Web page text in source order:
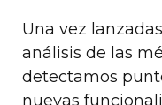
Una vez
análisis de las
detectamos
nuevas